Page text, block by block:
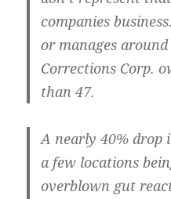
companies
or manages
Corrections Corp.
than 47.
A nearly 40% drop
a few locations
overblown gut